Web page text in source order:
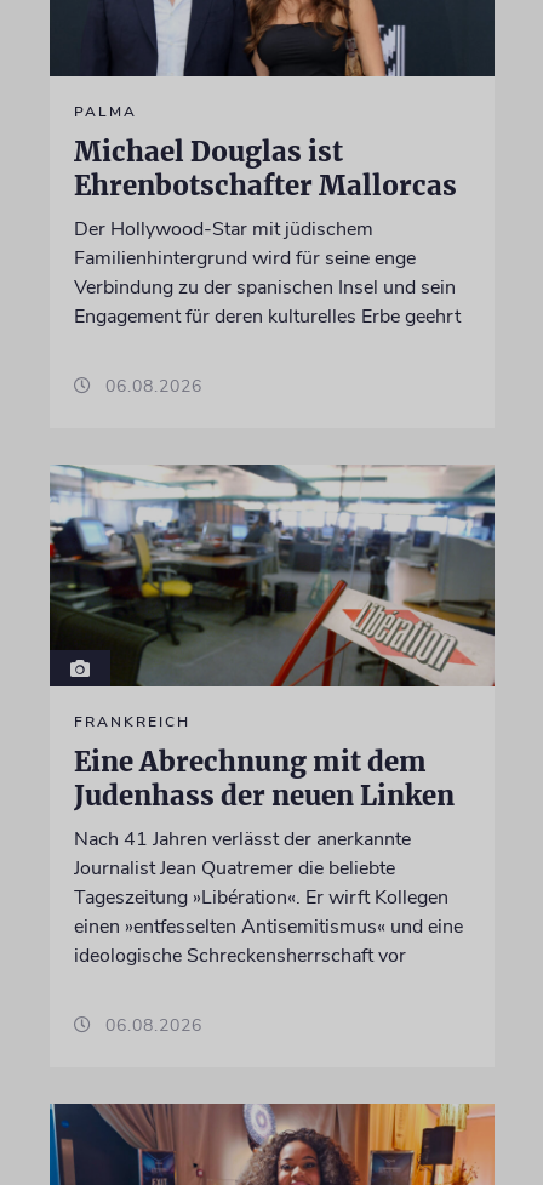
PALMA
Michael Douglas ist
Ehrenbotschafter Mallorcas
Der Hollywood-Star mit jüdischem
Familienhintergrund wird für seine enge
Verbindung zu der spanischen Insel und sein
Engagement für deren kulturelles Erbe geehrt
06.08.2026
FRANKREICH
Eine Abrechnung mit dem
Judenhass der neuen Linken
Nach 41 Jahren verlässt der anerkannte
Journalist Jean Quatremer die beliebte
Tageszeitung »Libération«. Er wirft Kollegen
einen »entfesselten Antisemitismus« und eine
ideologische Schreckensherrschaft vor
06.08.2026